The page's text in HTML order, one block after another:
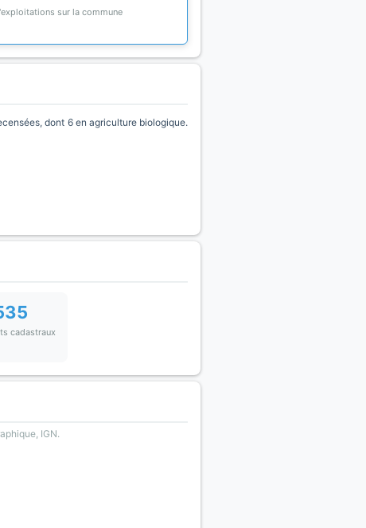
sur la commune
dont 6 en agriculture biologique.
cadastraux
IGN.